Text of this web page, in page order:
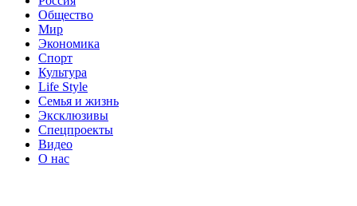
Общество
Мир
Экономика
Спорт
Культура
Life Style
Семья и жизнь
Эксклюзивы
Спецпроекты
Видео
О нас